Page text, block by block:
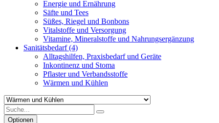
Energie und Ernährung
Säfte und Tees
Süßes, Riegel und Bonbons
Vitalstoffe und Versorgung
Vitamine, Mineralstoffe und Nahrungsergänzung
Sanitätsbedarf(4)
Alltagshilfen, Praxisbedarf und Geräte
Inkontinenz und Stoma
Pflaster und Verbandsstoffe
Wärmen und Kühlen
Optionen